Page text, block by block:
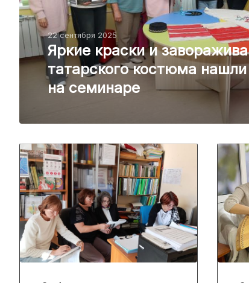
Яркие краски и
татарского костюма
на семинаре
22 сентября 2025